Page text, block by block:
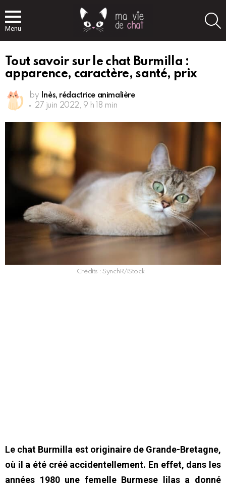
Menu
Tout savoir sur le chat Burmilla :
apparence, caractère, santé, prix
by Inès, rédactrice animalière
27 juin 2022, 9 h 18 min
Crédits : SynchR/iStock
Le chat Burmilla est originaire de Grande-Bretagne,
où il a été créé accidentellement. En effet, dans les
années 1980 une femelle Burmese lilas a donné